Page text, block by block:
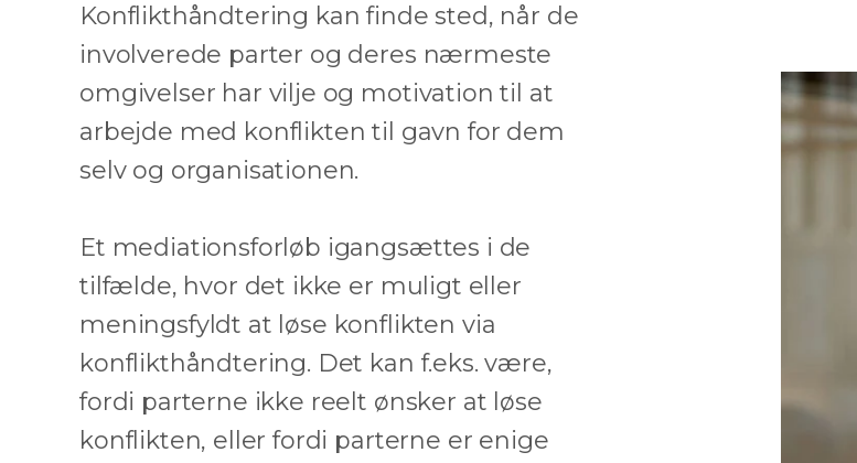
Konflikthåndtering kan finde sted, når de
involverede parter og deres nærmeste
omgivelser har vilje og motivation til at
arbejde med konflikten til gavn for dem
selv og organisationen.
Et mediationsforløb igangsættes i de
tilfælde, hvor det ikke er muligt eller
meningsfyldt at løse konflikten via
konflikthåndtering. Det kan f.eks. være,
fordi parterne ikke reelt ønsker at løse
konflikten, eller fordi parterne er enige